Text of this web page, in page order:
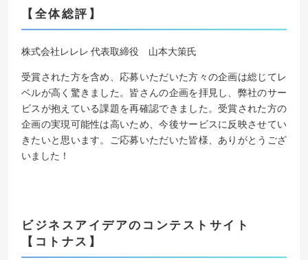
【全体総評】
株式会社レレレ 代表取締役 山本大策氏
受賞された方を含め、応募いただいた方々の企画は総じてレ
ベルが高く驚きました。皆さんの企画を拝見し、弊社のサー
ビスが抱えている課題を再確認できました。受賞された方の
企画の実現可能性は高いため、今後サービスに反映させてい
きたいと思います。ご応募いただいた皆様、ありがとうござ
いました！
ビジネスアイデアのコンテストサイト
【コトナス】